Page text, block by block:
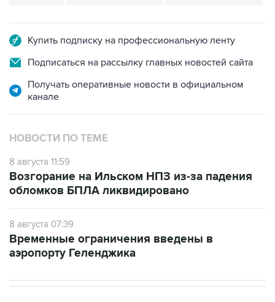
Купить подписку на профессиональную ленту
Подписаться на рассылку главных новостей сайта
Получать оперативные новости в официальном
канале
НОВОСТИ ПО ТЕМЕ
8 августа 11:59
Возгорание на Ильском НПЗ из-за падения
обломков БПЛА ликвидировано
8 августа 07:39
Временные ограничения введены в
аэропорту Геленджика